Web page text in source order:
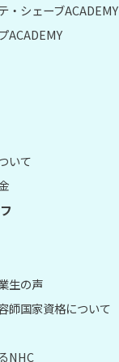
・シェーブACADEMY
ACADEMY
いて
生の声
師国家資格について
NHC